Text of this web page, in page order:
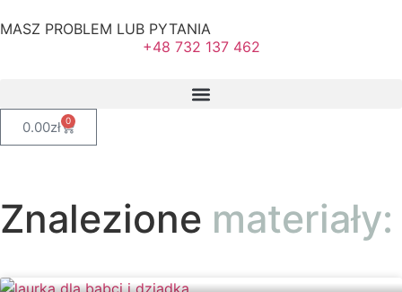
MASZ PROBLEM LUB PYTANIA
+48 732 137 462
0.00zł 0
Znalezione materiały: